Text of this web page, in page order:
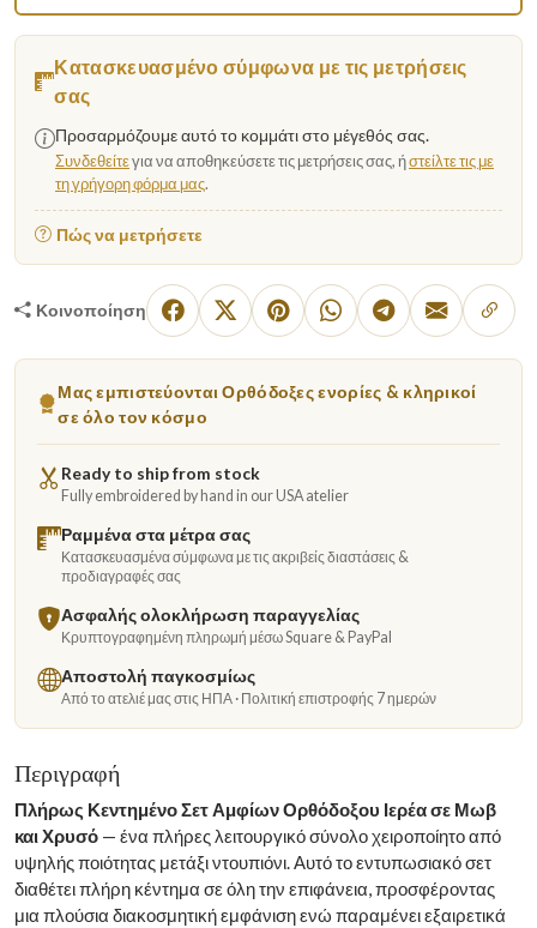
Κατασκευασμένο σύμφωνα με τις μετρήσεις
σας
Προσαρμόζουμε αυτό το κομμάτι στο μέγεθός σας.
Συνδεθείτεγια να αποθηκεύσετε τις μετρήσεις σας, ήστείλτε τις με
τη γρήγορη φόρμα μας.
Πώς να μετρήσετε
Κοινοποίηση
Μας εμπιστεύονται Ορθόδοξες ενορίες & κληρικοί
σε όλο τον κόσμο
Ready to ship from stock
Fully embroidered by hand in our USA atelier
Ραμμένα στα μέτρα σας
Κατασκευασμένα σύμφωνα με τις ακριβείς διαστάσεις &
προδιαγραφές σας
Ασφαλής ολοκλήρωση παραγγελίας
Κρυπτογραφημένη πληρωμή μέσω Square & PayPal
Αποστολή παγκοσμίως
Από το ατελιέ μας στις ΗΠΑ · Πολιτική επιστροφής 7 ημερών
Περιγραφή
Πλήρως Κεντημένο Σετ Αμφίων Ορθόδοξου Ιερέα σε Μωβ
και Χρυσό — ένα πλήρες λειτουργικό σύνολο χειροποίητο από
υψηλής ποιότητας μετάξι ντουπιόνι. Αυτό το εντυπωσιακό σετ
διαθέτει πλήρη κέντημα σε όλη την επιφάνεια, προσφέροντας
μια πλούσια διακοσμητική εμφάνιση ενώ παραμένει εξαιρετικά